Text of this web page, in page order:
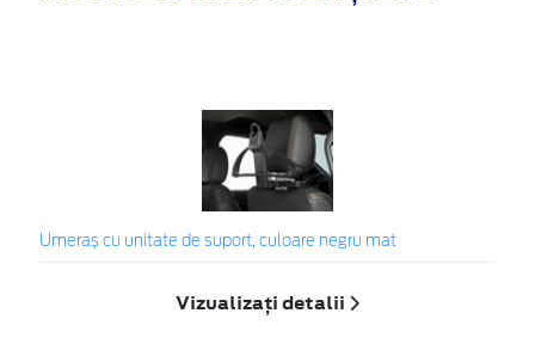
Umeraș cu unitate de suport, culoare negru mat
Vizualizați detalii